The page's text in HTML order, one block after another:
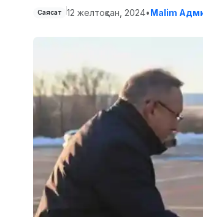
Саясат 12 желтоқсан, 2024•Malim